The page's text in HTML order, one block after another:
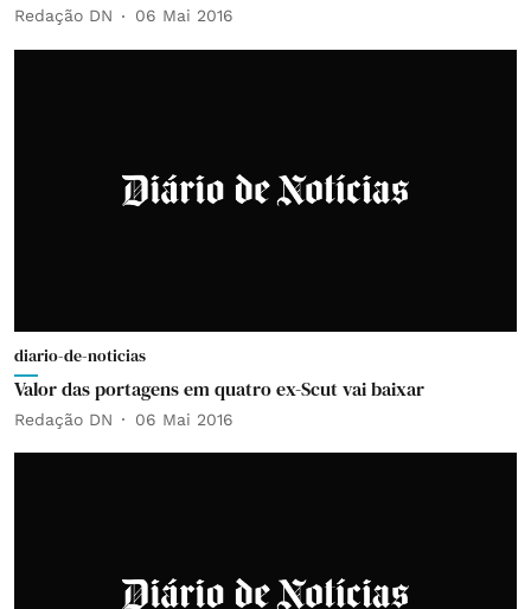
Redação DN 06 Mai 2016
diario-de-noticias
Valor das portagens em quatro ex-Scut vai baixar
Redação DN 06 Mai 2016